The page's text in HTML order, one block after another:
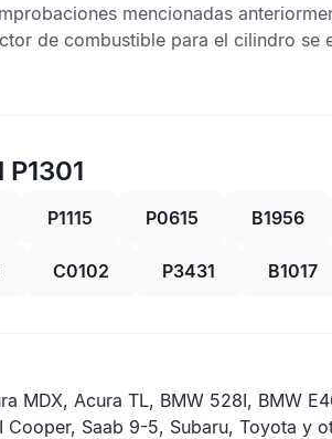
mencionadas
de combustible para el cilindro se
P1115 P0615 B1956
C0102 P3431 B1017
MDX, Acura TL, BMW 528I, BMW
Saab 9-5, Subaru, Toyota y